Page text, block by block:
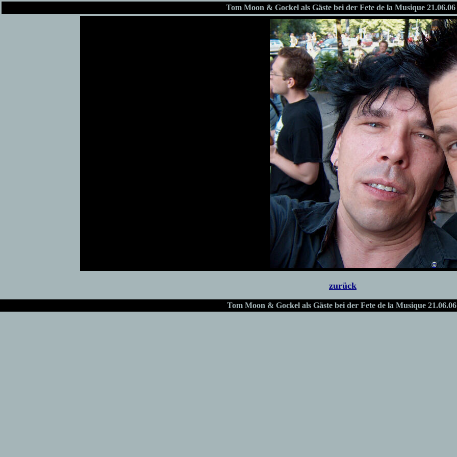
Tom Moon & Gockel als Gäste bei der Fete de la Musique
zurück
Tom Moon & Gockel als Gäste bei der Fete de la Musique